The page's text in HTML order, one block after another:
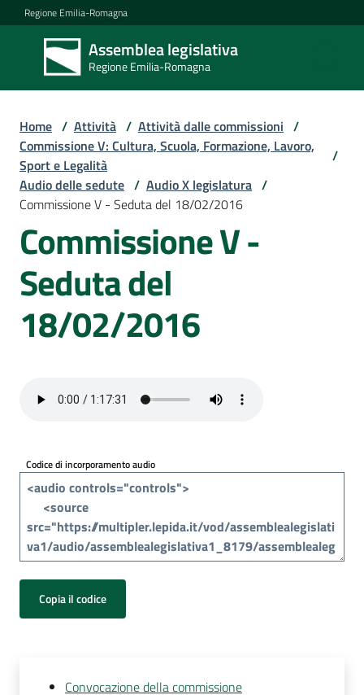
Vai al contenuto
Vai alla navigazione
Vai al footer
Regione Emilia-Romagna
Assemblea legislativa
Regione Emilia-Romagna
Assemblea
legislativa
Regione Emilia-
Assemblea
Attività
media
i
cittadini
Home / Attività / Attività dalle commissioni /
Commissione V: Cultura, Scuola, Formazione, Lavoro,
Sport e Legalità
/
Audio delle sedute / Audio X legislatura /
Commissione V - Seduta del 18/02/2016
Commissione V -
Seduta del
18/02/2016
Codice di incorporamento audio
Copia il codice
Convocazione della commissione